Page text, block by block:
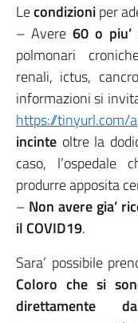
Lecondizioniper
– Avere60 o piu’
polmonari
renali, ictus,
informazioni si
https://tinyurl.com/
incinte oltre la
caso, l’ospedale
produrre apposita
– Non avere gia’
il COVID19.
Sara’ possibile
Coloro che si
direttamente